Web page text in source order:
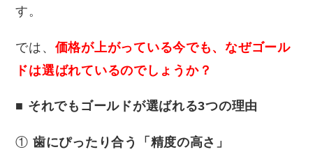
す。
では、 価格が上がっている今でも、なぜゴール
ドは選ばれているのでしょうか？
■ それでもゴールドが選ばれる3つの理由
① 歯にぴったり合う「精度の高さ」